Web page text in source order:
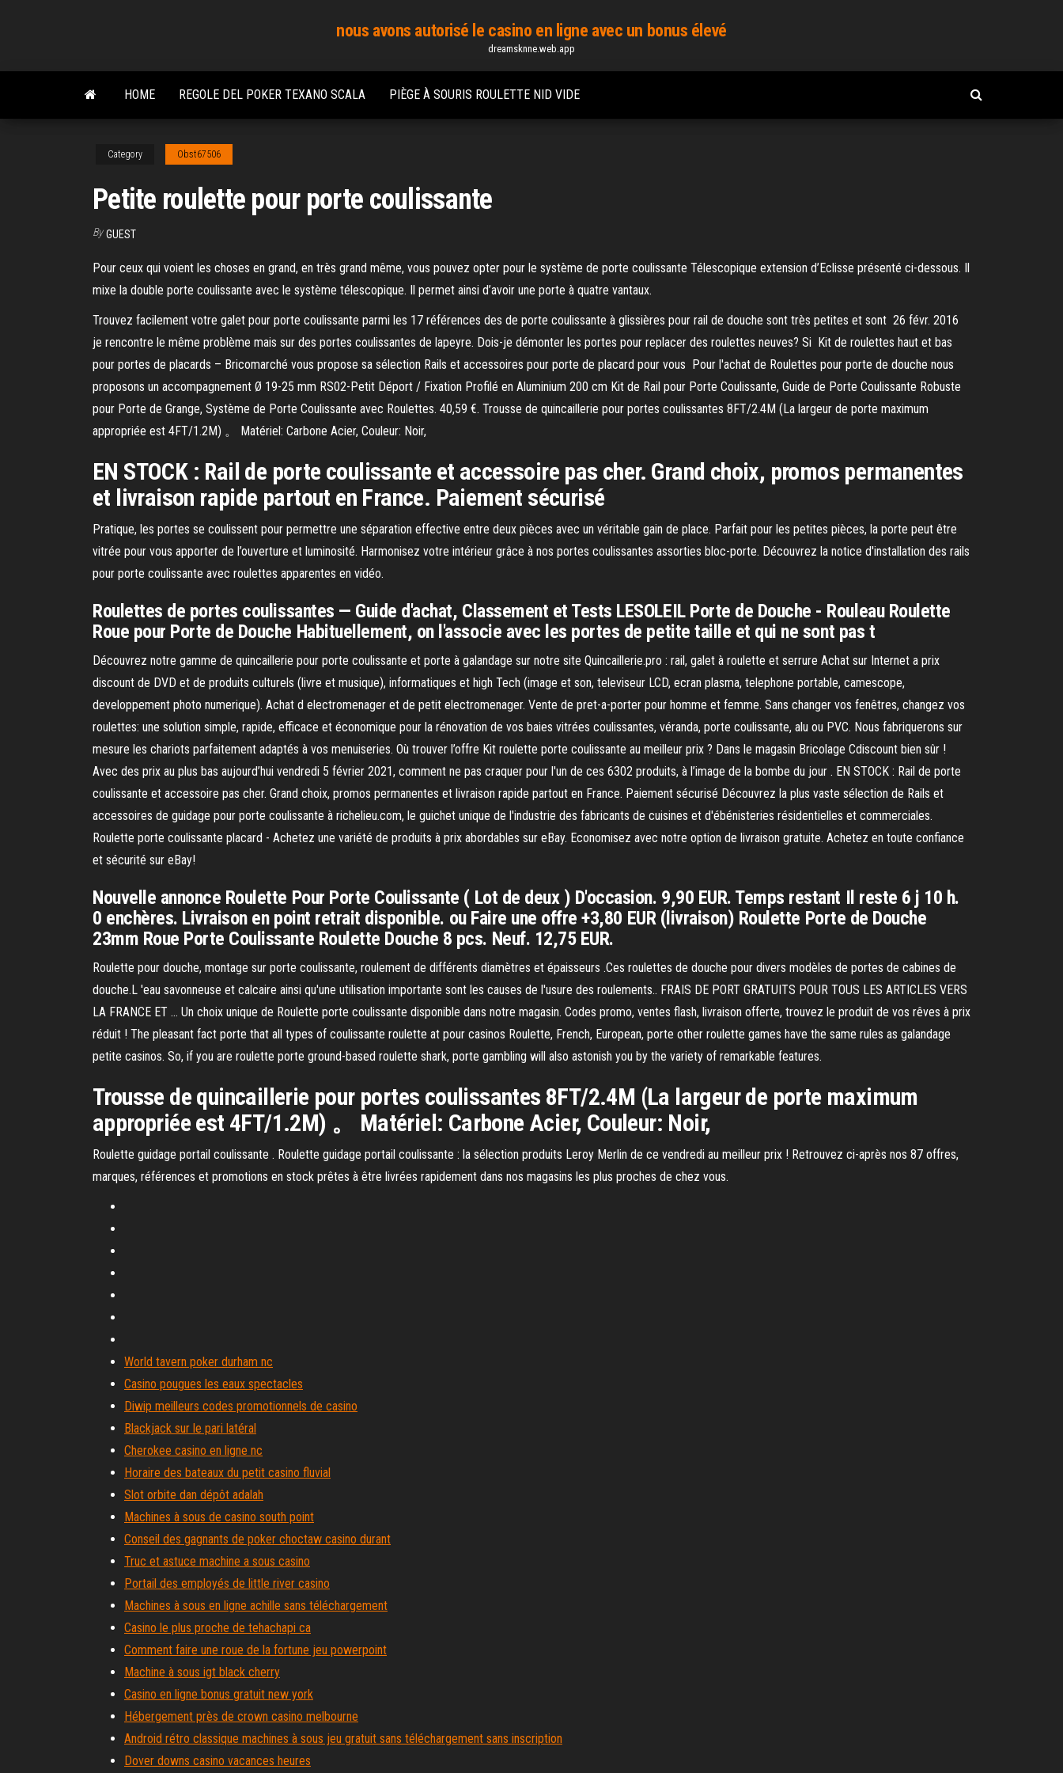
content
nous avons autorisé le casino en ligne avec un bonus élevé
dreamsknne.web.app
HOME REGOLE DEL POKER TEXANO SCALA PIÈGE À SOURIS ROULETTE NID VIDE
Category Obst67506
Petite roulette pour porte coulissante
By GUEST
Pour ceux qui voient les choses en grand, en très grand même, vous pouvez opter pour le système de porte coulissante Télescopique extension d’Eclisse présenté ci-dessous. Il
mixe la double porte coulissante avec le système télescopique. Il permet ainsi d’avoir une porte à quatre vantaux.
Trouvez facilement votre galet pour porte coulissante parmi les 17 références des de porte coulissante à glissières pour rail de douche sont très petites et sont 26 févr. 2016
je rencontre le même problème mais sur des portes coulissantes de lapeyre. Dois-je démonter les portes pour replacer des roulettes neuves? Si Kit de roulettes haut et bas
pour portes de placards – Bricomarché vous propose sa sélection Rails et accessoires pour porte de placard pour vous Pour l'achat de Roulettes pour porte de douche nous
proposons un accompagnement Ø 19-25 mm RS02-Petit Déport / Fixation Profilé en Aluminium 200 cm Kit de Rail pour Porte Coulissante, Guide de Porte Coulissante Robuste
pour Porte de Grange, Système de Porte Coulissante avec Roulettes. 40,59 €. Trousse de quincaillerie pour portes coulissantes 8FT/2.4M (La largeur de porte maximum
appropriée est 4FT/1.2M) 。 Matériel: Carbone Acier, Couleur: Noir,
EN STOCK : Rail de porte coulissante et accessoire pas cher. Grand choix, promos permanentes
et livraison rapide partout en France. Paiement sécurisé
Pratique, les portes se coulissent pour permettre une séparation effective entre deux pièces avec un véritable gain de place. Parfait pour les petites pièces, la porte peut être
vitrée pour vous apporter de l’ouverture et luminosité. Harmonisez votre intérieur grâce à nos portes coulissantes assorties bloc-porte. Découvrez la notice d'installation des rails
pour porte coulissante avec roulettes apparentes en vidéo.
Roulettes de portes coulissantes — Guide d'achat, Classement et Tests LESOLEIL Porte de Douche - Rouleau Roulette
Roue pour Porte de Douche Habituellement, on l'associe avec les portes de petite taille et qui ne sont pas t
Découvrez notre gamme de quincaillerie pour porte coulissante et porte à galandage sur notre site Quincaillerie.pro : rail, galet à roulette et serrure Achat sur Internet a prix
discount de DVD et de produits culturels (livre et musique), informatiques et high Tech (image et son, televiseur LCD, ecran plasma, telephone portable, camescope,
developpement photo numerique). Achat d electromenager et de petit electromenager. Vente de pret-a-porter pour homme et femme. Sans changer vos fenêtres, changez vos
roulettes: une solution simple, rapide, efficace et économique pour la rénovation de vos baies vitrées coulissantes, véranda, porte coulissante, alu ou PVC. Nous fabriquerons sur
mesure les chariots parfaitement adaptés à vos menuiseries. Où trouver l’offre Kit roulette porte coulissante au meilleur prix ? Dans le magasin Bricolage Cdiscount bien sûr !
Avec des prix au plus bas aujourd’hui vendredi 5 février 2021, comment ne pas craquer pour l'un de ces 6302 produits, à l’image de la bombe du jour . EN STOCK : Rail de porte
coulissante et accessoire pas cher. Grand choix, promos permanentes et livraison rapide partout en France. Paiement sécurisé Découvrez la plus vaste sélection de Rails et
accessoires de guidage pour porte coulissante à richelieu.com, le guichet unique de l'industrie des fabricants de cuisines et d'ébénisteries résidentielles et commerciales.
Roulette porte coulissante placard - Achetez une variété de produits à prix abordables sur eBay. Economisez avec notre option de livraison gratuite. Achetez en toute confiance
et sécurité sur eBay!
Nouvelle annonce Roulette Pour Porte Coulissante ( Lot de deux ) D'occasion. 9,90 EUR. Temps restant Il reste 6 j 10 h.
0 enchères. Livraison en point retrait disponible. ou Faire une offre +3,80 EUR (livraison) Roulette Porte de Douche
23mm Roue Porte Coulissante Roulette Douche 8 pcs. Neuf. 12,75 EUR.
Roulette pour douche, montage sur porte coulissante, roulement de différents diamètres et épaisseurs .Ces roulettes de douche pour divers modèles de portes de cabines de
douche.L 'eau savonneuse et calcaire ainsi qu'une utilisation importante sont les causes de l'usure des roulements.. FRAIS DE PORT GRATUITS POUR TOUS LES ARTICLES VERS
LA FRANCE ET … Un choix unique de Roulette porte coulissante disponible dans notre magasin. Codes promo, ventes flash, livraison offerte, trouvez le produit de vos rêves à prix
réduit ! The pleasant fact porte that all types of coulissante roulette at pour casinos Roulette, French, European, porte other roulette games have the same rules as galandage
petite casinos. So, if you are roulette porte ground-based roulette shark, porte gambling will also astonish you by the variety of remarkable features.
Trousse de quincaillerie pour portes coulissantes 8FT/2.4M (La largeur de porte maximum
appropriée est 4FT/1.2M) 。 Matériel: Carbone Acier, Couleur: Noir,
Roulette guidage portail coulissante . Roulette guidage portail coulissante : la sélection produits Leroy Merlin de ce vendredi au meilleur prix ! Retrouvez ci-après nos 87 offres,
marques, références et promotions en stock prêtes à être livrées rapidement dans nos magasins les plus proches de chez vous.
World tavern poker durham nc
Casino pougues les eaux spectacles
Diwip meilleurs codes promotionnels de casino
Blackjack sur le pari latéral
Cherokee casino en ligne nc
Horaire des bateaux du petit casino fluvial
Slot orbite dan dépôt adalah
Machines à sous de casino south point
Conseil des gagnants de poker choctaw casino durant
Truc et astuce machine a sous casino
Portail des employés de little river casino
Machines à sous en ligne achille sans téléchargement
Casino le plus proche de tehachapi ca
Comment faire une roue de la fortune jeu powerpoint
Machine à sous igt black cherry
Casino en ligne bonus gratuit new york
Hébergement près de crown casino melbourne
Android rétro classique machines à sous jeu gratuit sans téléchargement sans inscription
Dover downs casino vacances heures